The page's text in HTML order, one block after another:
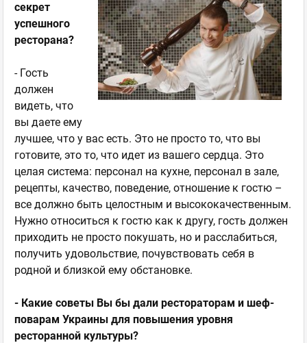
секрет
успешного
ресторана?
- Гость
должен
видеть, что
вы даете ему
лучшее, что у вас есть. Это не просто то, что вы
готовите, это то, что идет из вашего сердца. Это
целая система: персонал на кухне, персонал в зале,
рецепты, качество, поведение, отношение к гостю –
все должно быть целостным и высококачественным.
Нужно относиться к гостю как к другу, гость должен
приходить не просто покушать, но и расслабиться,
получить удовольствие, почувствовать себя в
родной и близкой ему обстановке.
- Какие советы Вы бы дали рестораторам и шеф-
поварам Украины для повышения уровня
ресторанной культуры?